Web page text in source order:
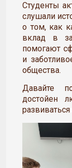
Студенты
слушали
о том, как
вклад в
помогают
и
общества.
Давайте
достойен